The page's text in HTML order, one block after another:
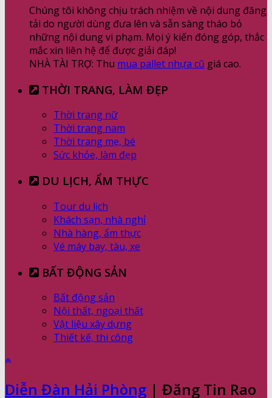
Chúng tôi không chịu trách nhiệm về nội dung đăng
tải do người dùng đưa lên và sẵn sàng tháo bỏ
những nội dung vi phạm. Mọi ý kiến đóng góp, thắc
mắc xin liên hệ để được giải đáp!
NHÀ TÀI TRỢ: Thu mua pallet nhựa cũ giá cao.
THỜI TRANG, LÀM ĐẸP
Thời trang nữ
Thời trang nam
Thời trang mẹ, bé
Sức khỏe, làm đẹp
DU LỊCH, ẨM THỰC
Tour du lịch
Khách sạn, nhà nghỉ
Nhà hàng, ẩm thực
Vé máy bay, tàu, xe
BẤT ĐỘNG SẢN
Bất động sản
Nội thất, ngoại thất
Vật liệu xây dựng
Thiết kế, thi công
Diễn Đàn Hải Phòng | Đăng Tin Rao